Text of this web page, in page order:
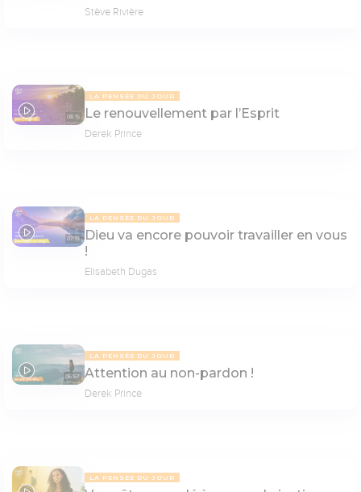
Stève Rivière
08:15
LA PENSÉE DU JOUR
Le renouvellement par l’Esprit
Derek Prince
07:13
LA PENSÉE DU JOUR
Dieu va encore pouvoir travailler en vous
!
Elisabeth Dugas
06:57
LA PENSÉE DU JOUR
Attention au non-pardon !
Derek Prince
LA PENSÉE DU JOUR